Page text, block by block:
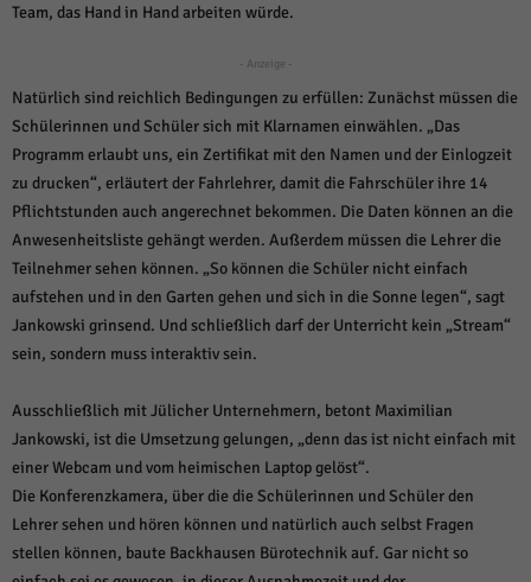
Team, das Hand in Hand arbeiten würde.
- Anzeige -
Natürlich sind reichlich Bedingungen zu erfüllen: Zunächst müssen die
Schülerinnen und Schüler sich mit Klarnamen einwählen. „Das
Programm erlaubt uns, ein Zertifikat mit den Namen und der Einlogzeit
zu drucken“, erläutert der Fahrlehrer, damit die Fahrschüler ihre 14
Pflichtstunden auch angerechnet bekommen. Die Daten können an die
Anwesenheitsliste gehängt werden. Außerdem müssen die Lehrer die
Teilnehmer sehen können. „So können die Schüler nicht einfach
aufstehen und in den Garten gehen und sich in die Sonne legen“, sagt
Jankowski grinsend. Und schließlich darf der Unterricht kein „Stream“
sein, sondern muss interaktiv sein.
Ausschließlich mit Jülicher Unternehmern, betont Maximilian
Jankowski, ist die Umsetzung gelungen, „denn das ist nicht einfach mit
einer Webcam und vom heimischen Laptop gelöst“.
Die Konferenzkamera, über die die Schülerinnen und Schüler den
Lehrer sehen und hören können und natürlich auch selbst Fragen
stellen können, baute Backhausen Bürotechnik auf. Gar nicht so